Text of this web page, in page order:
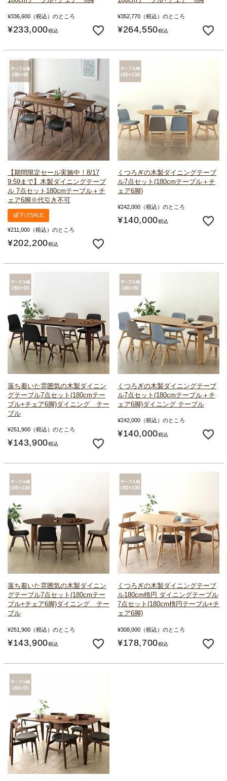
¥336,600 （税込）のところ
¥233,000税込
¥352,770 （税込）のところ
¥264,550税込
【期間限定セール実施中！8/17
9:59まで】木製ダイニングテーブ
ル 7点セット 180cmテーブル＋チ
ェア6脚 ※代引き不可
値下げSALE
¥211,000 （税込）のところ
¥202,200税込
くつろぎの木製ダイニングテーブ
ル7点セット(180cmテーブル＋チ
ェア6脚)
¥242,000 （税込）のところ
¥140,000税込
落ち着いた雰囲気の木製ダイニン
グテーブル7点セット (180cmテー
ブル+チェア6脚)ダイニング テー
ブル
¥251,900 （税込）のところ
¥143,900税込
くつろぎの木製ダイニングテーブ
ル7点セット(180cmテーブル＋チ
ェア6脚)ダイニング テーブル
¥242,000 （税込）のところ
¥140,000税込
落ち着いた雰囲気の木製ダイニン
グテーブル7点セット (180cmテー
ブル+チェア6脚)ダイニング テー
ブル
¥251,900 （税込）のところ
¥143,900税込
くつろぎの木製ダイニングテーブ
ル180cm楕円 ダイニングテーブル
7点セット (180cm楕円テーブル+チ
ェア6脚)
¥308,000 （税込）のところ
¥178,700税込